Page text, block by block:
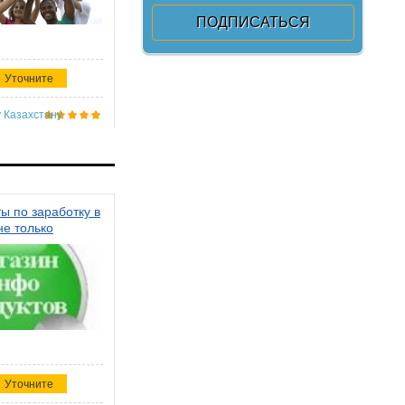
Уточните
Казахстану
по заработку в
только
Уточните